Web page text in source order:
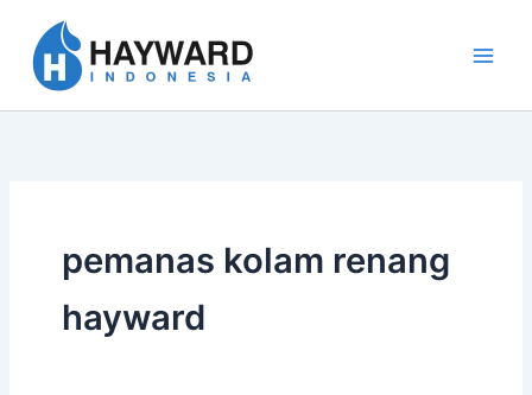
konten
pemanas kolam renang
hayward